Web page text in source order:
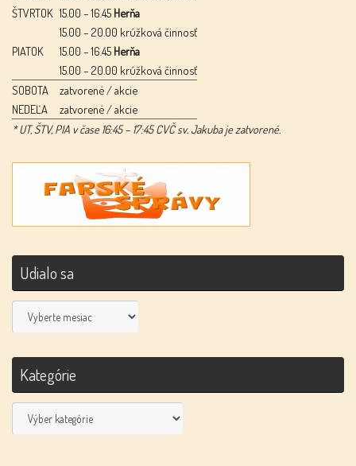
ŠTVRTOK 15.00 – 16.45 Herňa
15.00 – 20.00 krúžková činnosť
PIATOK
15.00 – 16.45 Herňa
15.00 – 20.00 krúžková činnosť
SOBOTA
zatvorené / akcie
NEDEĽA
zatvorené / akcie
* UT, ŠTV, PIA v čase 16:45 – 17:45 CVČ sv. Jakuba je zatvorené.
Udialo sa
Kategórie